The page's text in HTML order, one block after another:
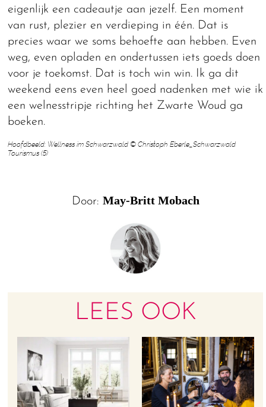
eigenlijk een cadeautje aan jezelf. Een moment
van rust, plezier en verdieping in één. Dat is
precies waar we soms behoefte aan hebben. Even
weg, even opladen en ondertussen iets goeds doen
voor je toekomst. Dat is toch win win. Ik ga dit
weekend eens even heel goed nadenken met wie ik
een welnesstripje richting het Zwarte Woud ga
boeken.
Hoofdbeeld: Wellness im Schwarzwald © Christoph Eberle_Schwarzwald
Tourismus (5)
Door: May-Britt Mobach
LEES OOK